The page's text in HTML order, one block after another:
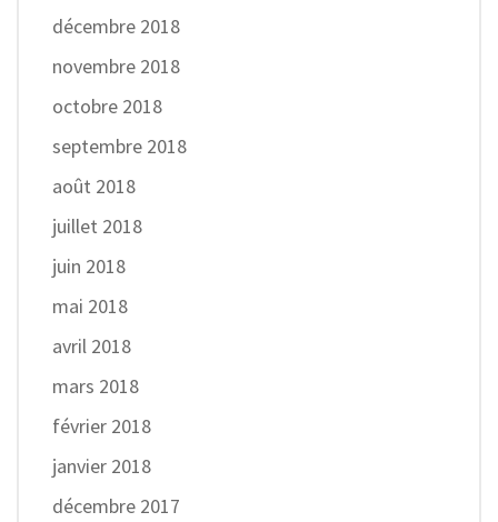
décembre 2018
novembre 2018
octobre 2018
septembre 2018
août 2018
juillet 2018
juin 2018
mai 2018
avril 2018
mars 2018
février 2018
janvier 2018
décembre 2017